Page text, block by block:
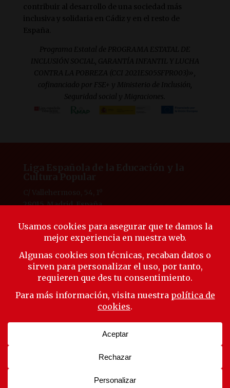
contribuir al desarrollo de una sociedad más
inclusiva y solidaria en Cádiz y en el resto de
España.
Programa Estatal de PROGRAMA ESTATAL DE
INCLUSIÓN SOCIAL, GARANTÍA INFANTIL Y LUCHA
CONTRA LA POBREZA (CCI 2021ES05SFPR003)»,
cofinanciado por FSE+ y Ministerio de Inclusión,
Seguridad social y Migraciones.
28015, Madrid, España
laliga@ligaeducacion.org
© Liga Educación 2025 |Aviso Legal|Política de
Privacidad|Política de Cookies
Síguenos